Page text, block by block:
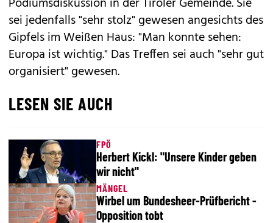
sei jedenfalls "sehr stolz" gewesen angesichts des
Gipfels im Weißen Haus: "Man konnte sehen:
Europa ist wichtig." Das Treffen sei auch "sehr gut
organisiert" gewesen.
LESEN SIE AUCH
FPÖ
Herbert Kickl: "Unsere Kinder geben
wir nicht"
MÄNGEL
Wirbel um Bundesheer-Prüfbericht -
Opposition tobt